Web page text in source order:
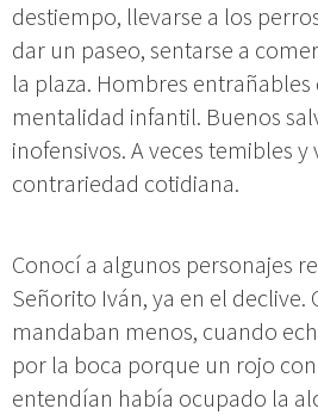
destiempo, llevarse a los
dar un paseo, sentarse a
la plaza. Hombres
mentalidad infantil. Buenos
inofensivos. A veces temibles
contrariedad cotidiana.
Conocí a algunos personajes
Señorito Iván, ya en el declive.
mandaban menos, cuando
por la boca porque un rojo
entendían había ocupado la